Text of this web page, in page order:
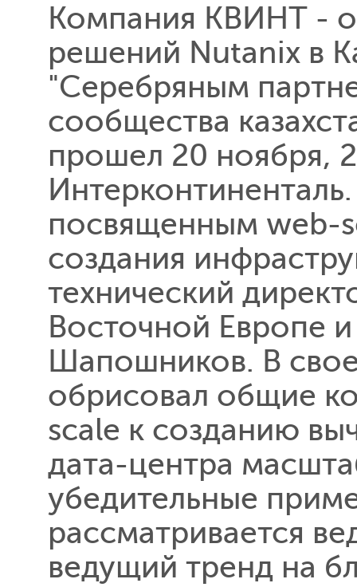
Компания КВИНТ -
решений Nutanix в
"Серебряным
сообщества
прошел 20 ноября,
посвященным web-
создания
технический
Восточной Европе
Шапошников. В
обрисовал общие
scale к созданию
дата-центра
убедительные
рассматривается
ведущий тренд на